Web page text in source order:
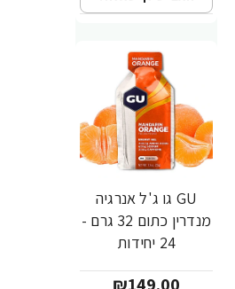
GU גו ג'ל אנרגיה
מנדרין כתום 32 גרם -
24 יחידות